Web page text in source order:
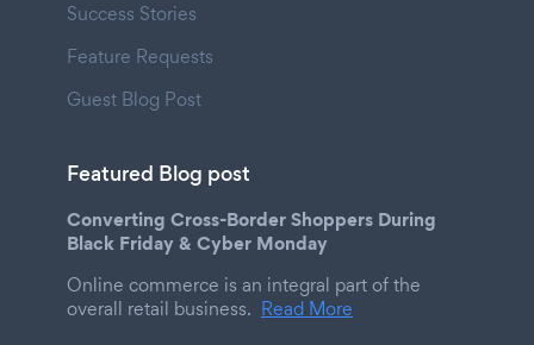
Success Stories
Feature Requests
Guest Blog Post
Featured Blog post
Converting Cross-Border Shoppers During
Black Friday & Cyber Monday
Online commerce is an integral part of the
overall retail business. Read More